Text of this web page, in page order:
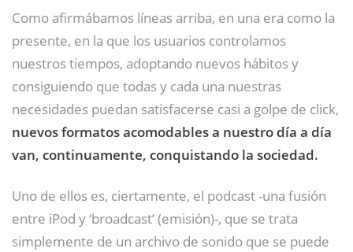
Como afirmábamos líneas arriba, en una era como la
presente, en la que los usuarios controlamos
nuestros tiempos, adoptando nuevos hábitos y
consiguiendo que todas y cada una nuestras
necesidades puedan satisfacerse casi a golpe de click,
nuevos formatos acomodables a nuestro día a día
van, continuamente, conquistando la sociedad.
Uno de ellos es, ciertamente, el podcast -una fusión
entre iPod y ‘broadcast’ (emisión)-, que se trata
simplemente de un archivo de sonido que se puede